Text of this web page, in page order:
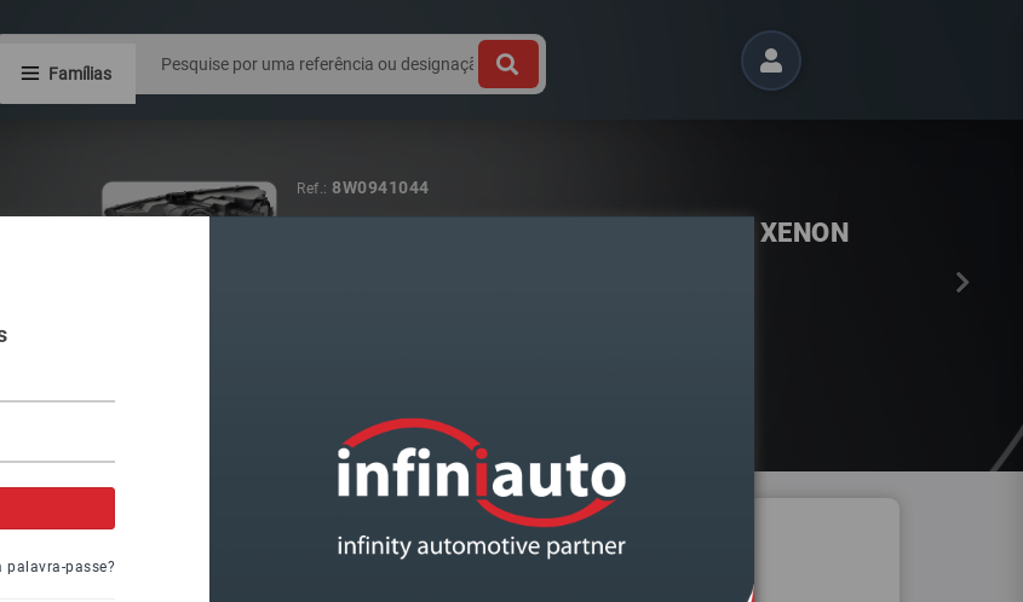
palavra-passe?
Famílias
Ref.: 8W0941044
FAROL VAG A4 B9 2015- DIREITO BI XENON